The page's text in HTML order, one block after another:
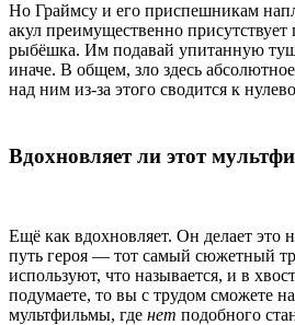
Но Граймсу и его приспешникам
акул преимущественно
рыбёшка. Им подавай упитанную
иначе. В общем, зло здесь
над ним из-за этого сводится к
Вдохновляет ли этот
Ещё как вдохновляет. Он делает это
путь героя — тот самый сюжетный
используют, что называется, и в
подумаете, то вы с трудом сможете
мультфильмы, где нет подобного